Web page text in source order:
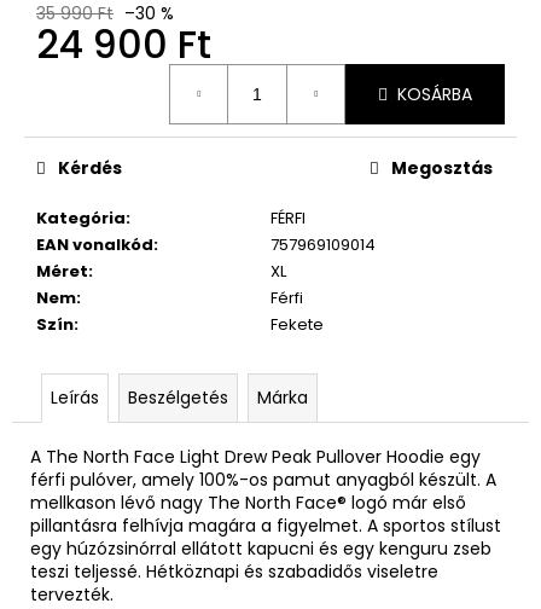
35 990 Ft –30 %
24 900 Ft
KOSÁRBA
Kategória:
FÉRFI
EAN vonalkód:
757969109014
Méret:
XL
Nem:
Férfi
Szín: Fekete
Kérdés Megosztás
Leírás Beszélgetés Márka
A The North Face Light Drew Peak Pullover Hoodie egy
férfi pulóver, amely 100%-os pamut anyagból készült. A
mellkason lévő nagy The North Face® logó már első
pillantásra felhívja magára a figyelmet. A sportos stílust
egy húzózsinórral ellátott kapucni és egy kenguru zseb
teszi teljessé. Hétköznapi és szabadidős viseletre
tervezték.